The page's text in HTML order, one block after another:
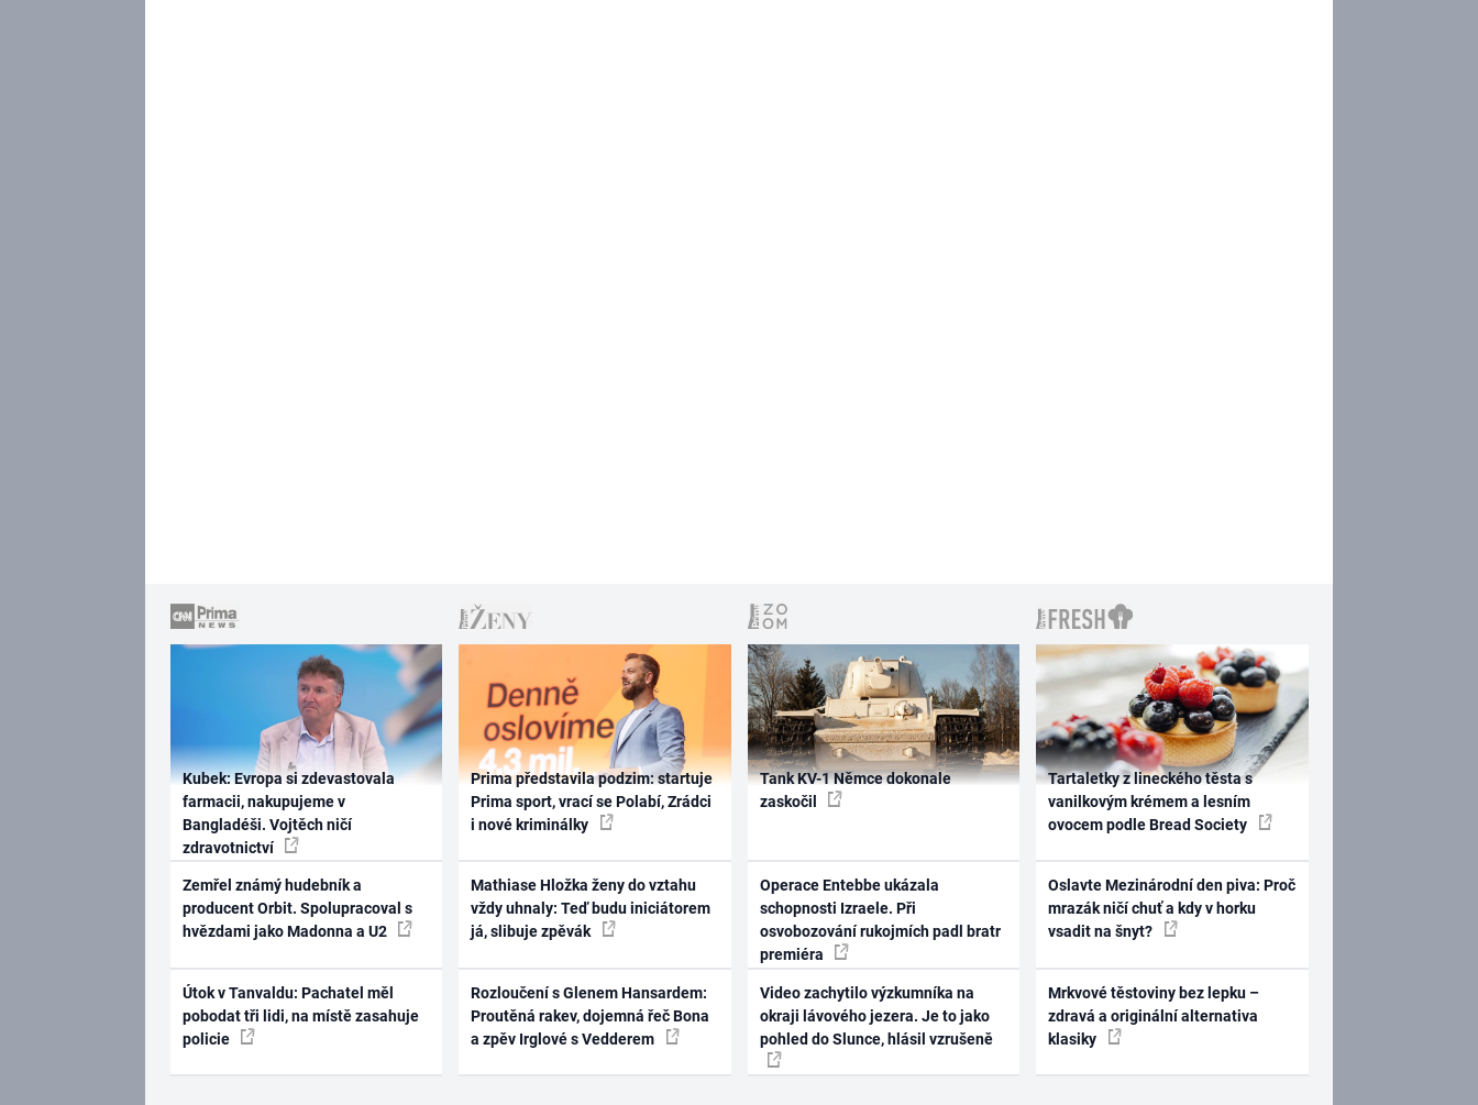
Kubek: Evropa si zdevastovala
farmacii, nakupujeme v
Bangladéši. Vojtěch ničí
zdravotnictví
Zemřel známý hudebník a
producent Orbit. Spolupracoval s
hvězdami jako Madonna a U2
Útok v Tanvaldu: Pachatel měl
pobodat tři lidi, na místě zasahuje
policie
Prima představila podzim: startuje
Prima sport, vrací se Polabí, Zrádci
i nové kriminálky
Mathiase Hložka ženy do vztahu
vždy uhnaly: Teď budu iniciátorem
já, slibuje zpěvák
Rozloučení s Glenem Hansardem:
Proutěná rakev, dojemná řeč Bona
a zpěv Irglové s Vedderem
Tank KV-1 Němce dokonale
zaskočil
Operace Entebbe ukázala
schopnosti Izraele. Při
osvobozování rukojmích padl bratr
premiéra
Video zachytilo výzkumníka na
okraji lávového jezera. Je to jako
pohled do Slunce, hlásil vzrušeně
Tartaletky z lineckého těsta s
vanilkovým krémem a lesním
ovocem podle Bread Society
Oslavte Mezinárodní den piva: Proč
mrazák ničí chuť a kdy v horku
vsadit na šnyt?
Mrkvové těstoviny bez lepku –
zdravá a originální alternativa
klasiky